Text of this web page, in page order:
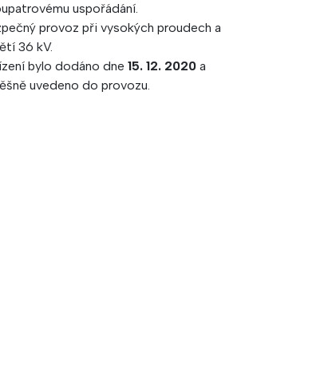
uspořádání.
provoz při vysokých proudech a
36 kV.
bylo dodáno dne 15. 12. 2020 a
uvedeno do provozu.